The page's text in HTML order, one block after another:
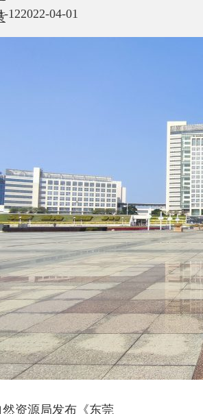
122022-04-01
资源局发布《东莞